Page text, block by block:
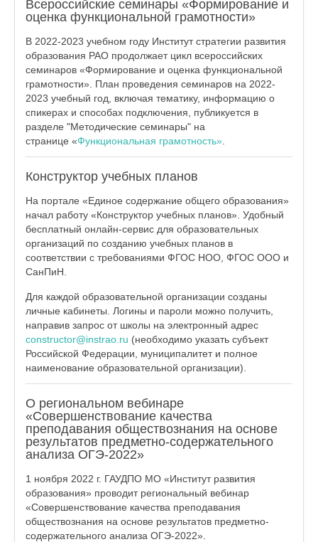
Всероссийские семинары «Формирование и
оценка функциональной грамотности»
В 2022-2023 учебном году Институт стратегии развития
образования РАО продолжает цикл всероссийских
семинаров «Формирование и оценка функциональной
грамотности». План проведения семинаров на 2022-
2023 учебный год, включая тематику, информацию о
спикерах и способах подключения, публикуется в
разделе "Методические семинары" на
странице «Функциональная грамотность»
Конструктор учебных планов
На портале «Единое содержание общего образования»
начал работу «Конструктор учебных планов». Удобный
бесплатный онлайн-сервис для образовательных
организаций по созданию учебных планов в
соответствии с требованиями ФГОС НОО, ФГОС ООО и
СанПиН.
Для каждой образовательной организации созданы
личные кабинеты. Логины и пароли можно получить,
направив запрос от школы на электронный адрес
constructor@instrao.ru (необходимо указать субъект
Российской Федерации, муниципалитет и полное
наименование образовательной организации).
О региональном вебинаре
«Совершенствование качества
преподавания обществознания на основе
результатов предметно-содержательного
анализа ОГЭ-2022»
1 ноября 2022 г. ГАУДПО МО «Институт развития
образования» проводит региональный вебинар
«Совершенствование качества преподавания
обществознания на основе результатов предметно-
содержательного анализа ОГЭ-2022».